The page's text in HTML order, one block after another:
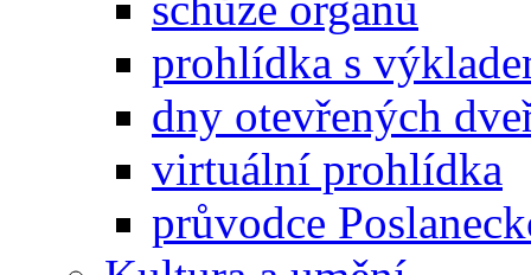
prohlídka s
dny otevřených
virtuální prohlídka
průvodce